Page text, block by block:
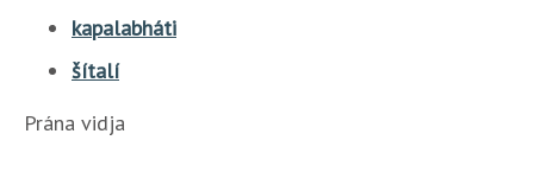
kapalabháti
šítalí
Prána vidja